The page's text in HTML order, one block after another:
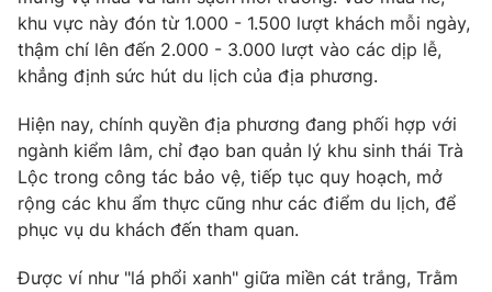
Theo dõi báo trên
Cơ quan chủ quản:Đài Truyền hình Việt Nam
khu vực này đón từ 1.000 - 1.500 lượt khách mỗi ngày,
thậm chí lên đến 2.000 - 3.000 lượt vào các dịp lễ,
khẳng định sức hút du lịch của địa phương.
Hiện nay, chính quyền địa phương đang phối hợp với
ngành kiểm lâm, chỉ đạo ban quản lý khu sinh thái Trà
Lộc trong công tác bảo vệ, tiếp tục quy hoạch, mở
rộng các khu ẩm thực cũng như các điểm du lịch, để
phục vụ du khách đến tham quan.
Được ví như "lá phổi xanh" giữa miền cát trắng, Trằm